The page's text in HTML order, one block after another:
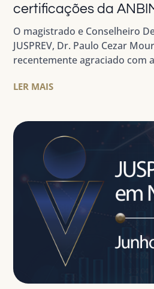
certificações da
O magistrado e Conselheiro
JUSPREV, Dr. Paulo Cezar
recentemente agraciado com
LER MAIS